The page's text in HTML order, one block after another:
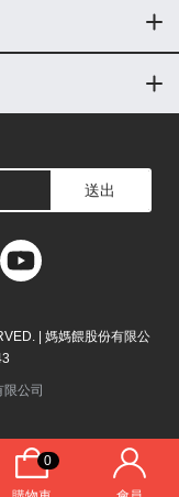
0
送出
| 媽媽餵股份有限公
公司